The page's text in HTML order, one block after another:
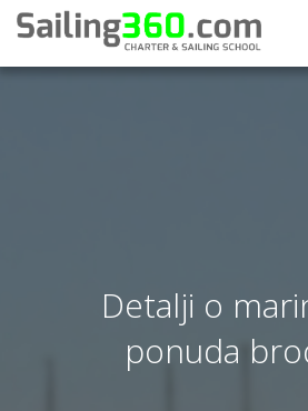
Detalji o
ponuda